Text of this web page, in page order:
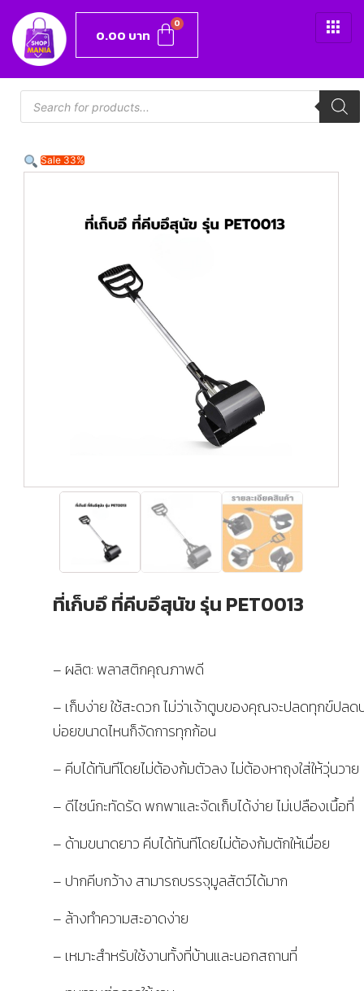
0.00 บาท
Sale 33%
ที่เก็บอึ ที่คีบอึสุนัข รุ่น PET0013
– ผลิต: พลาสติกคุณภาพดี
– เก็บง่าย ใช้สะดวก ไม่ว่าเจ้าตูบของคุณจะปลดทุกข์ปล
บ่อยขนาดไหนก็จัดการทุกก้อน
– คีบได้ทันทีโดยไม่ต้องก้มตัวลง ไม่ต้องหาถุงใส่ให้วุ่นวาย
– ดีไซน์กะทัดรัด พกพาและจัดเก็บได้ง่าย ไม่เปลืองเนื้อที่
– ด้ามขนาดยาว คีบได้ทันทีโดยไม่ต้องก้มตักให้เมื่อย
– ปากคีบกว้าง สามารถบรรจุมูลสัตว์ได้มาก
– ล้างทำความสะอาดง่าย
– เหมาะสำหรับใช้งานทั้งที่บ้านและนอกสถานที่